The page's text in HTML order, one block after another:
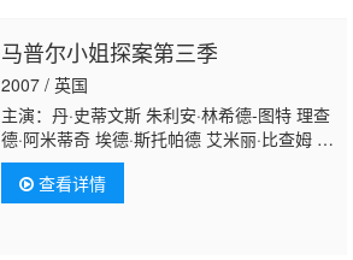
马普尔小姐探案第三季
2007 / 英国
主演：丹·史蒂文斯 朱利安·林希德-图特 理查
德·阿米蒂奇 埃德·斯托帕德 艾米丽·比查姆 艾
伦·戴维斯 古古·姆巴塔-劳 尼古拉斯·温丁·雷弗
恩 威尔·梅勒 简·西摩 朱利安·山德斯 艾琳·阿
特金斯 里斯·谢尔史密斯 露丝·威尔森 乔·伍德
查看详情